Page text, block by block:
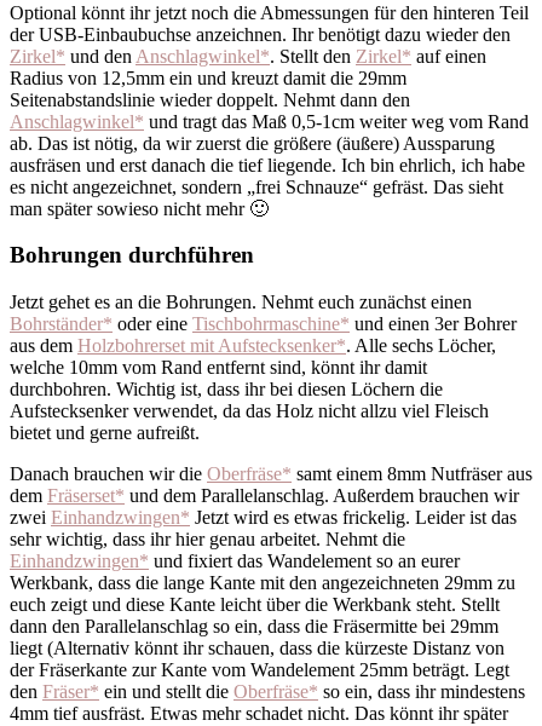
Optional könnt ihr jetzt noch die Abmessungen für den hinteren Teil
der USB-Einbaubuchse anzeichnen. Ihr benötigt dazu wieder den
Zirkel* und den Anschlagwinkel*. Stellt den Zirkel* auf einen
Radius von 12,5mm ein und kreuzt damit die 29mm
Seitenabstandslinie wieder doppelt. Nehmt dann den
Anschlagwinkel* und tragt das Maß 0,5-1cm weiter weg vom Rand
ab. Das ist nötig, da wir zuerst die größere (äußere) Aussparung
ausfräsen und erst danach die tief liegende. Ich bin ehrlich, ich habe
es nicht angezeichnet, sondern „frei Schnauze“ gefräst. Das sieht
man später sowieso nicht mehr 🙂
Bohrungen durchführen
Jetzt gehet es an die Bohrungen. Nehmt euch zunächst einen
Bohrständer* oder eine Tischbohrmaschine* und einen 3er Bohrer
aus dem Holzbohrerset mit Aufstecksenker*. Alle sechs Löcher,
welche 10mm vom Rand entfernt sind, könnt ihr damit
durchbohren. Wichtig ist, dass ihr bei diesen Löchern die
Aufstecksenker verwendet, da das Holz nicht allzu viel Fleisch
bietet und gerne aufreißt.
Danach brauchen wir die Oberfräse* samt einem 8mm Nutfräser aus
dem Fräserset* und dem Parallelanschlag. Außerdem brauchen wir
zwei Einhandzwingen* Jetzt wird es etwas frickelig. Leider ist das
sehr wichtig, dass ihr hier genau arbeitet. Nehmt die
Einhandzwingen* und fixiert das Wandelement so an eurer
Werkbank, dass die lange Kante mit den angezeichneten 29mm zu
euch zeigt und diese Kante leicht über die Werkbank steht. Stellt
dann den Parallelanschlag so ein, dass die Fräsermitte bei 29mm
liegt (Alternativ könnt ihr schauen, dass die kürzeste Distanz von
der Fräserkante zur Kante vom Wandelement 25mm beträgt. Legt
den Fräser* ein und stellt die Oberfräse* so ein, dass ihr mindestens
4mm tief ausfräst. Etwas mehr schadet nicht. Das könnt ihr später